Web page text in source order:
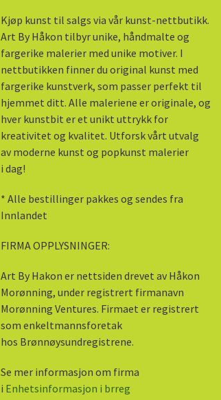
Kjøp kunst til salgs via vår kunst-nettbutikk.
Art By Håkon tilbyr unike, håndmalte og
fargerike malerier med unike motiver. I
nettbutikken finner du original kunst med
fargerike kunstverk, som passer perfekt til
hjemmet ditt. Alle maleriene er originale, og
hver kunstbit er et unikt uttrykk for
kreativitet og kvalitet. Utforsk vårt utvalg
av moderne kunst og popkunst malerier
i dag!
* Alle bestillinger pakkes og sendes fra
Innlandet
FIRMA OPPLYSNINGER:
Art By Hakon er nettsiden drevet av Håkon
Morønning, under registrert firmanavn
Morønning Ventures. Firmaet er registrert
som enkeltmannsforetak
hos Brønnøysundregistrene.
Se mer informasjon om firma
i Enhetsinformasjon i brreg